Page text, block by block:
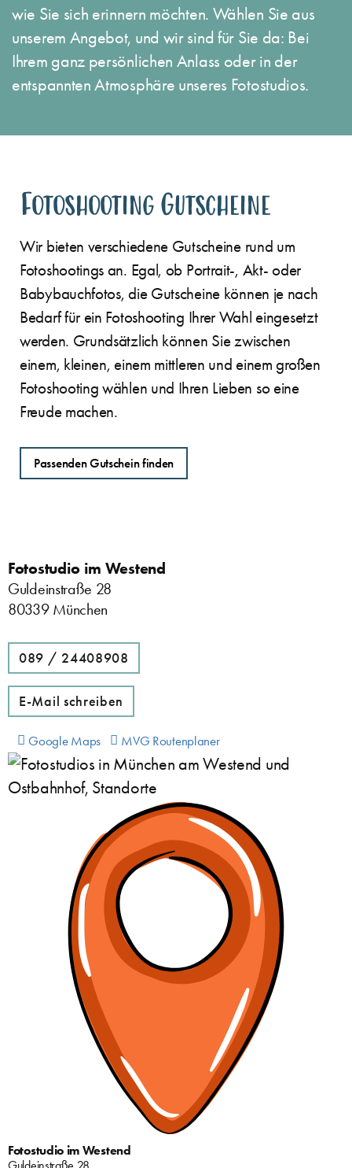
wie Sie sich erinnern möchten. Wählen Sie aus
unserem Angebot, und wir sind für Sie da: Bei
Ihrem ganz persönlichen Anlass oder in der
entspannten Atmosphäre unseres Fotostudios.
Fotoshooting Gutscheine
Wir bieten verschiedene Gutscheine rund um
Fotoshootings an. Egal, ob Portrait-, Akt- oder
Babybauchfotos, die Gutscheine können je nach
Bedarf für ein Fotoshooting Ihrer Wahl eingesetzt
werden. Grundsätzlich können Sie zwischen
einem, kleinen, einem mittleren und einem großen
Fotoshooting wählen und Ihren Lieben so eine
Freude machen.
Passenden Gutschein finden
Fotostudio im Westend
Guldeinstraße 28
80339 München
089 / 24408908
E-Mail schreiben
Google Maps MVG Routenplaner
Fotostudio im Westend